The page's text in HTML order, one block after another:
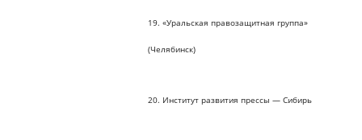
19. «Уральская правозащитная группа»
(Челябинск)
20. Институт развития прессы — Сибирь